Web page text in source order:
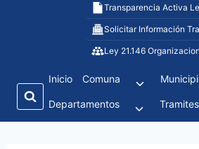
Transparencia Activa
Solicitar Información
Ley 21.146
Inicio Comuna
Departamentos Tramites